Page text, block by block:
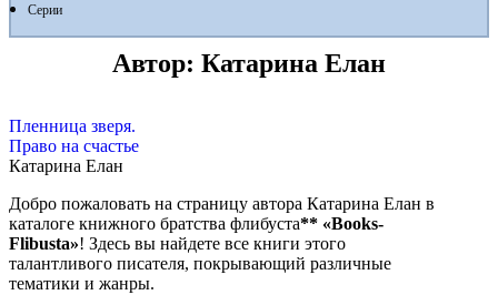
Серии
Автор: Катарина Елан
Пленница зверя.
Право на счастье
Катарина Елан
Добро пожаловать на страницу автора Катарина Елан в
каталоге книжного братства флибуста** «Books-
Flibusta»! Здесь вы найдете все книги этого
талантливого писателя, покрывающий различные
тематики и жанры.